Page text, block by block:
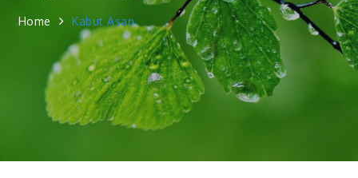
Home Kabut Asap